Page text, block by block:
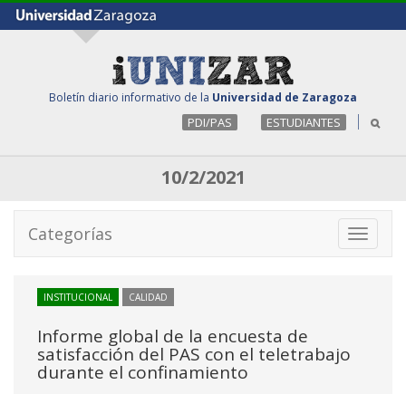
Boletín diario informativo de la Universidad de Zaragoza
PDI/PAS ESTUDIANTES
10/2/2021
Toggle
Categorías
INSTITUCIONAL CALIDAD
Informe global de la encuesta de
satisfacción del PAS con el teletrabajo
durante el confinamiento